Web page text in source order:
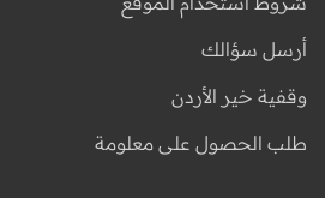
أرسل سؤالك
وقفية خير الأردن
طلب الحصول على معلومة